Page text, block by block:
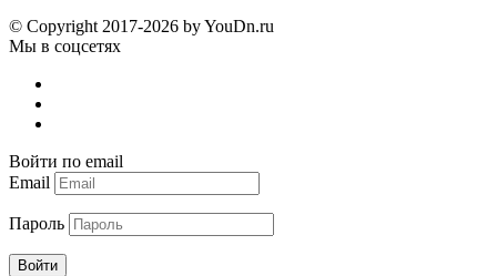
© Copyright 2017-2026 by YouDn.ru
Мы в соцсетях
Войти по email
Email
Пароль
Войти